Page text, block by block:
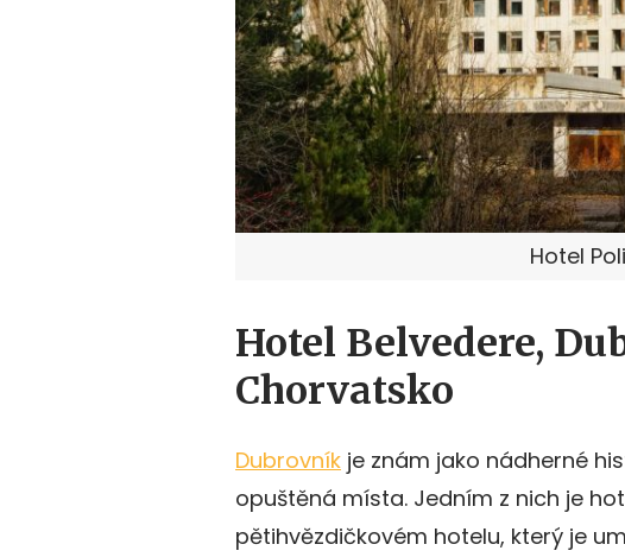
Hotel
Hotel Belvedere,
Chorvatsko
Dubrovník je znám jako nádherné
opuštěná místa. Jedním z nich je
pětihvězdičkovém hotelu, který je